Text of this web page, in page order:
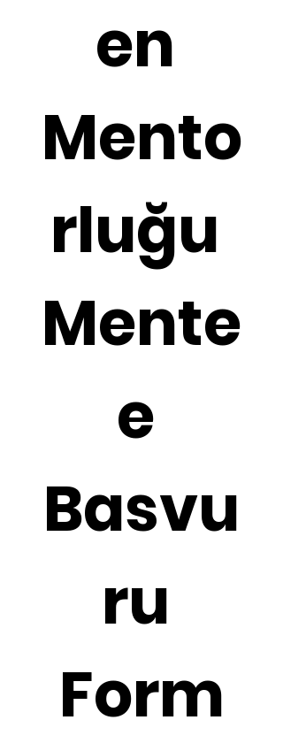
en
Mento
rluğu
Mente
e
Basvu
ru
Form